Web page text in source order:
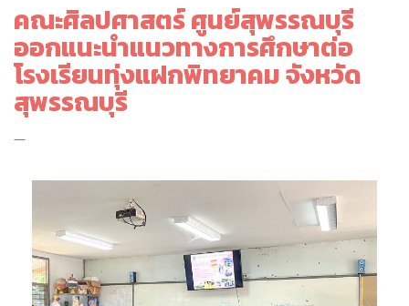
คณะศิลปศาสตร์ ศูนย์สุพรรณบุรี
ออกแนะนำแนวทางการศึกษาต่อ
โรงเรียนทุ่งแฝกพิทยาคม จังหวัด
สุพรรณบุรี